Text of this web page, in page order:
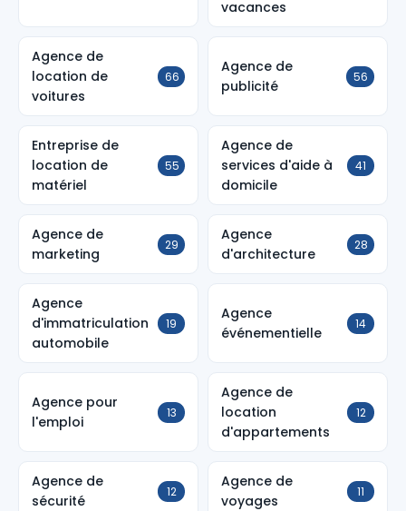
vacances
Agence de
location de
voitures
66
Agence de
publicité
56
Entreprise de
location de
matériel
55
Agence de
services d'aide à
domicile
41
Agence de
marketing
29
Agence
d'architecture
28
Agence
d'immatriculation
automobile
19
Agence
événementielle
14
Agence pour
l'emploi
13
Agence de
location
d'appartements
12
Agence de
sécurité
12
Agence de
voyages
11